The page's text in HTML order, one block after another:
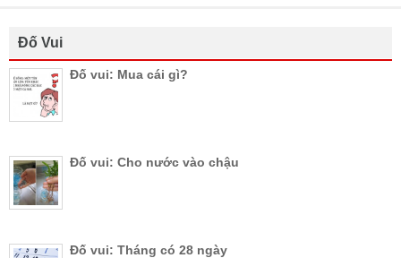
Đố Vui
Đố vui: Mua cái gì?
Đố vui: Cho nước vào chậu
Đố vui: Tháng có 28 ngày